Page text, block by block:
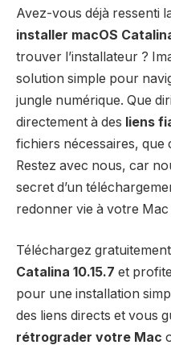
Avez-vous déjà ressenti
installer macOS
trouver l’installateur ?
solution simple pour
jungle numérique. Que
directement à des liens
fichiers nécessaires, que
Restez avec nous, car
secret d’un
redonner vie à votre Mac
Téléchargez gratuitement
Catalina 10.15.7 et
pour une installation
des liens directs et vous
rétrograder votre Mac